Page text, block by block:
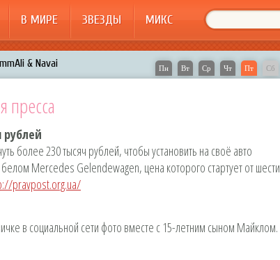
В МИРЕ ЗВЕЗДЫ МИКС
& Navai
с любовницами-
Пн Вт Ср Чт Пт Сб
пресса
более 230 тысяч рублей, чтобы установить на своё авто
Mercedes Gelеndewagen, цена которого стартует от шести
pravpost.org.ua/
в социальной сети фото вместе с 15-летним сыном Майклом.